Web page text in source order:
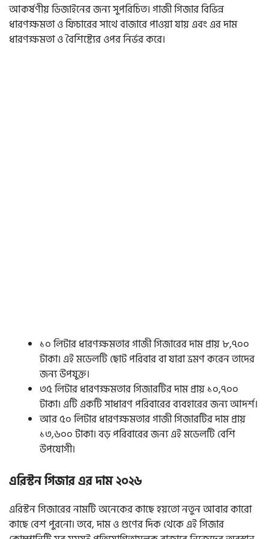
আকর্ষণীয় ডিজাইনের জন্য সুপরিচিত। গাজী গিজার বিভিন্ন
ধারণক্ষমতা ও ফিচারের সাথে বাজারে পাওয়া যায় এবং এর দাম
ধারণক্ষমতা ও বৈশিষ্ট্যের ওপর নির্ভর করে।
১০ লিটার ধারণক্ষমতার গাজী গিজারের দাম প্রায় ৮,৭০০
টাকা। এই মডেলটি ছোট পরিবার বা যারা ভ্রমণ করেন তাদের
জন্য উপযুক্ত।
৩৫ লিটার ধারণক্ষমতার গিজারটির দাম প্রায় ১০,৭০০
টাকা। এটি একটি সাধারণ পরিবারের ব্যবহারের জন্য আদর্শ।
আর ৫০ লিটার ধারণক্ষমতার গাজী গিজারটির দাম প্রায়
১৩,৬০০ টাকা। বড় পরিবারের জন্য এই মডেলটি বেশি
উপযোগী।
এরিস্টন গিজার এর দাম ২০২৬
এরিস্টন গিজারের নামটি অনেকের কাছে হয়তো নতুন আবার কারো
কাছে বেশ পুরনো। তবে, দাম ও গুণের দিক থেকে এই গিজার